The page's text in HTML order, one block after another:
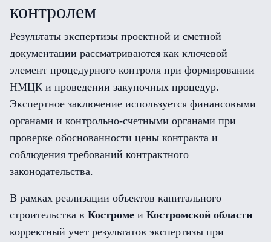
контролем
Результаты экспертизы проектной и сметной
документации рассматриваются как ключевой
элемент процедурного контроля при формировании
НМЦК и проведении закупочных процедур.
Экспертное заключение используется финансовыми
органами и контрольно-счетными органами при
проверке обоснованности цены контракта и
соблюдения требований контрактного
законодательства.
В рамках реализации объектов капитального
строительства в Костроме и Костромской области
корректный учет результатов экспертизы при